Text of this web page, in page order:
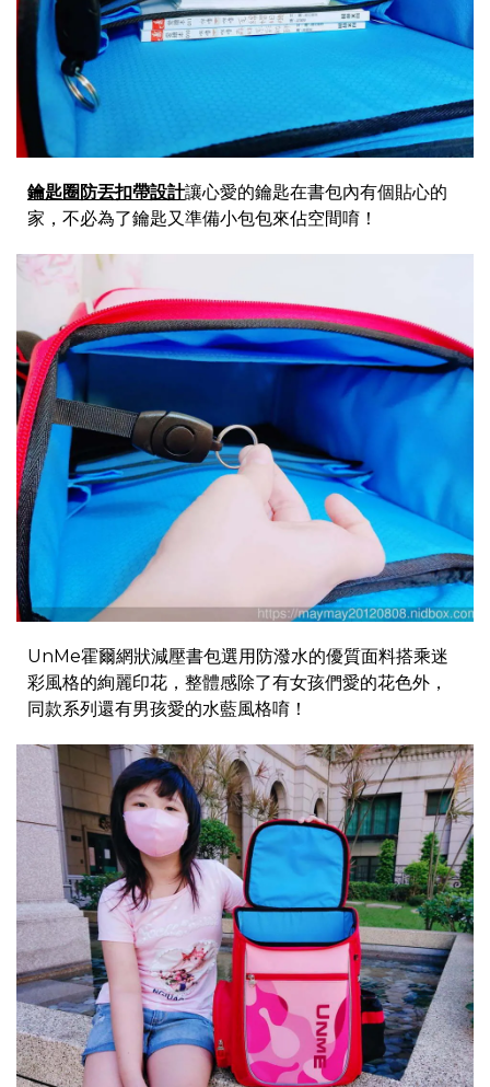
鑰匙圈防丟扣帶設計讓心愛的鑰匙在書包內有個貼心的
家，不必為了鑰匙又準備小包包來佔空間唷！
UnMe霍爾網狀減壓書包選用防潑水的優質面料搭乘迷
彩風格的絢麗印花，整體感除了有女孩們愛的花色外，
同款系列還有男孩愛的水藍風格唷！